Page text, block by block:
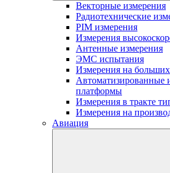
Векторные измерения
Радиотехнические
PIM измерения
Измерения
Антенные измерения
ЭМС испытания
Измерения на
Автоматизированные
платформы
Измерения в тракте
Измерения на
Авиация